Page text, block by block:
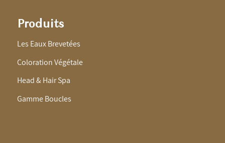
Produits
Les Eaux Brevetées
Coloration Végétale
Head & Hair Spa
Gamme Boucles